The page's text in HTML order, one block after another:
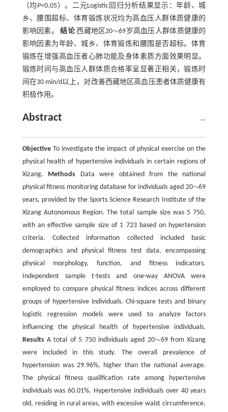
（均P<0.05）。二元Logistic回归分析结果显示：年龄、城
乡、腰围超标、体育锻炼状况均为高血压人群体质健康的
影响因素。结论西藏地区20∼
∼69岁高血压人群体质健康的
影响因素为年龄、城乡、体育锻炼和腰围是否超标。体育
锻炼在增强高血压者心肺功能及身体素质方面效果明显。
锻炼时间与高血压人群体质合格率呈显著正相关，锻炼时
间在30 min/d以上，对改善西藏地区高血压患者体质健康有
积极作用。
Abstract
ObjectiveTo investigate the impact of physical exercise on the
physical health of hypertensive individuals in certain regions of
Xizang. Methods Data were obtained from the national
physical fitness monitoring database for individuals aged 20∼
∼69
years, provided by the Sports Science Research Institute of the
Xizang Autonomous Region. The total sample size was 5 750,
with an effective sample size of 1 723 based on hypertension
criteria. Collected information collected included basic
demographics and physical fitness test data, encompassing
physical morphology, function, and fitness indicators.
Independent sample t-tests and one-way ANOVA were
employed to compare physical fitness indices across different
groups of hypertensive individuals. Chi-square tests and binary
logistic regression models were used to analyze factors
influencing the physical health of hypertensive individuals.
ResultsA total of 5 750 individuals aged 20∼
∼69 from Xizang
were included in this study. The overall prevalence of
hypertension was 29.96%, higher than the national average.
The physical fitness qualification rate among hypertensive
individuals was 60.01%. Hypertensive individuals over 40 years
old, residing in rural areas, with excessive waist circumference,